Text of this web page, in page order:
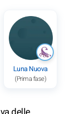
Luna Nuova
(Prima fase)